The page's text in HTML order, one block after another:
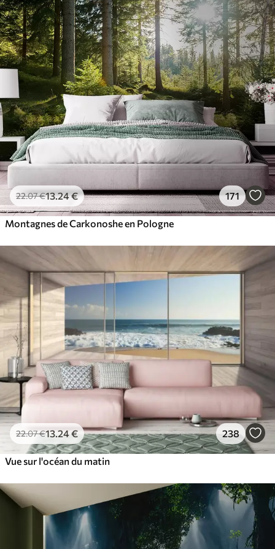
22.07€13.24€ 171
Montagnes de Carkonoshe en Pologne
22.07€13 .24€ 238
Vue sur l'océan du matin